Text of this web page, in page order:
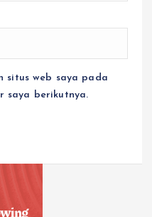
situs web saya pada
saya berikutnya.